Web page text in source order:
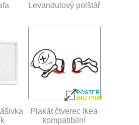
Levandulový polštář
Plakát čtverec Ikea
kompatibilní